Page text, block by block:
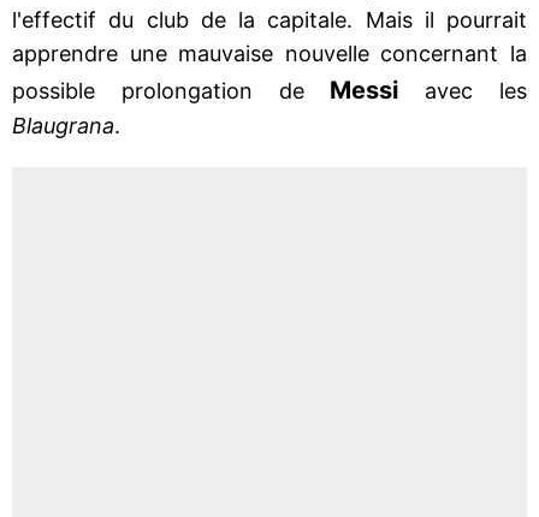
l'effectif du club de la capitale. Mais il pourrait
apprendre une mauvaise nouvelle concernant la
possible prolongation de Messi avec les
Blaugrana.